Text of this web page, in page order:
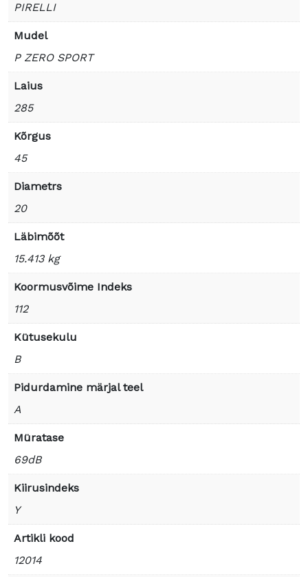
PIRELLI
Mudel
P ZERO SPORT
Laius
285
Kõrgus
45
Diametrs
20
Läbimõõt
15.413 kg
Koormusvõime Indeks
112
Kütusekulu
B
Pidurdamine märjal teel
A
Müratase
69dB
Kiirusindeks
Y
Artikli kood
12014